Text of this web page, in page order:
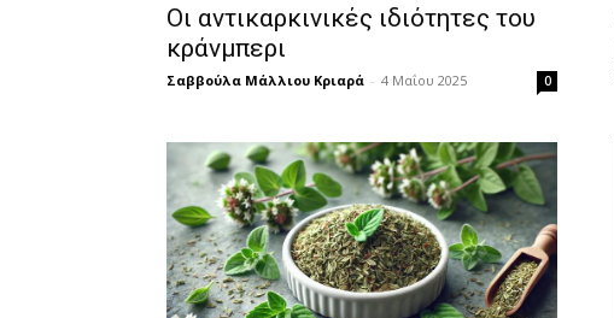
Οι αντικαρκινικές ιδιότητες του
κράνμπερι
Σαββούλα Μάλλιου Κριαρά - 4 Μαΐου 2025 0